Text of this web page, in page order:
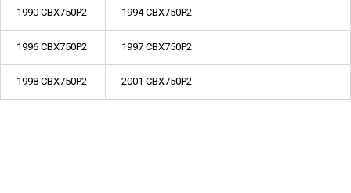
1990 CBX750P2 1994 CBX750P2
1996 CBX750P2 1997 CBX750P2
1998 CBX750P2 2001 CBX750P2